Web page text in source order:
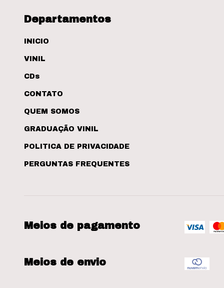
Departamentos
INICIO
VINIL
CDs
CONTATO
QUEM SOMOS
GRADUAÇÃO VINIL
POLITICA DE PRIVACIDADE
PERGUNTAS FREQUENTES
Meios de pagamento
Meios de envio